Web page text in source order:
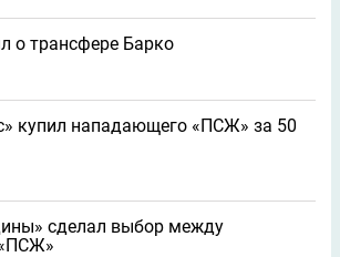
о трансфере Барко
купил нападающего «ПСЖ» за 50
сделал выбор между